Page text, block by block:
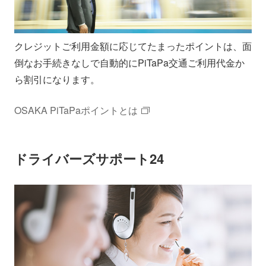
クレジットご利用金額に応じてたまったポイントは、面
倒なお手続きなしで自動的にPiTaPa交通ご利用代金か
ら割引になります。
OSAKA PiTaPaポイントとは
ドライバーズサポート24